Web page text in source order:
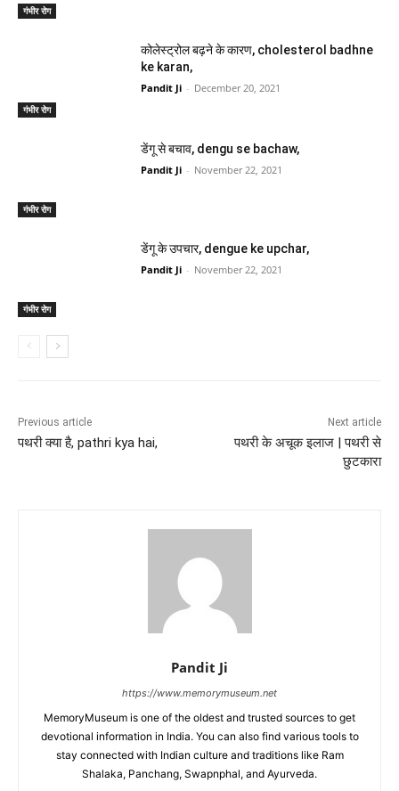
गंभीर रोग
गंभीर रोग
कोलेस्ट्रोल बढ़ने के कारण, cholesterol badhne
ke karan,
Pandit Ji - December 20, 2021
गंभीर रोग
डेंगू से बचाव, dengu se bachaw,
Pandit Ji - November 22, 2021
गंभीर रोग
डेंगू के उपचार, dengue ke upchar,
Pandit Ji - November 22, 2021
Previous article
पथरी क्या है, pathri kya hai,
Next article
पथरी के अचूक इलाज | पथरी से
छुटकारा
Pandit Ji
https://www.memorymuseum.net
MemoryMuseum is one of the oldest and trusted sources to get
devotional information in India. You can also find various tools to
stay connected with Indian culture and traditions like Ram
Shalaka, Panchang, Swapnphal, and Ayurveda.